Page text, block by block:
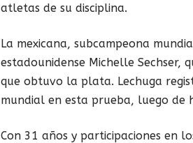
atletas de su disciplina.
La mexicana, subcampeona
estadounidense Michelle Sechser,
que obtuvo la plata. Lechuga
mundial en esta prueba, luego de
Con 31 años y participaciones en